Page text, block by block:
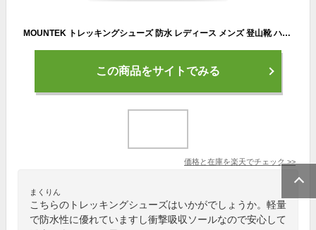
MOUNTEK トレッキングシューズ 防水 レディース メンズ 登山靴 ハイキングシューズ 軽量 防滑底 衝撃吸収ソール ハイカットスニーカー おしゃれ 5色 23~28cm マウンテック mt1940｜正規販売店
この商品をサイトでみる
価格と在庫を楽天でチェック >>
まくりん
こちらのトレッキングシューズはいかがでしょうか。軽量
で防水性に優れていますし衝撃吸収ソールなので安心して